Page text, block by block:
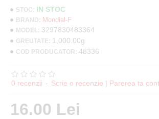
STOC: IN STOC
BRAND: Mondial-F
MODEL: 3297830483364
GREUTATE: 1,000.00g
COD PRODUCATOR: 48336
0 recenzii - Scrie o recenzie | Parerea ta
16.00 Lei